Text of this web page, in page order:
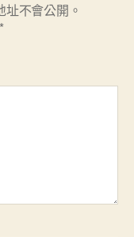
不會公開。
*